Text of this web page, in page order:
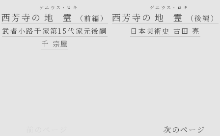
西芳寺の 地霊
ゲニウス・ロキ
（前編）
武者小路千家第15代家元後嗣
千 宗屋
西芳寺の 地霊
ゲニウス・ロキ
（後編）
日本美術史 古田 亮
次のページ